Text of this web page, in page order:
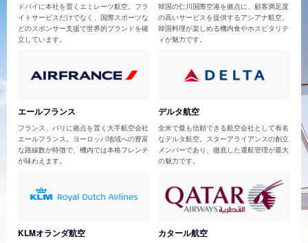
ドバイに本社を置くエミレーツ航空。フラ
イトサービスだけでなく、国際スポーツな
どのスポンサー支援で世界的ブランドを確
立しています。
韓国の仁川国際空港を拠点に、顧客満足度
の高いサービスを提供するアシアナ航空。
韓国料理が楽しめる機内食やホスピタリテ
ィが魅力です。
エールフランス
フランス、パリに拠点を置く大手航空会社
エールフランス。ヨーロッパ地域への豊富
な路線数が特徴で、機内では本格フレンチ
が味わえます。
デルタ航空
全米で最も信頼できる航空会社として有名
なデルタ航空。スターアライアンスの創立
メンバーであり、徹底した運航管理が最大
の魅力です。
KLMオランダ航空 カタール航空